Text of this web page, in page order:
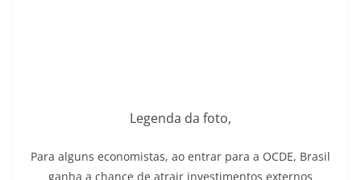
Legenda da foto,
Para alguns economistas, ao entrar para a OCDE, Brasil
ganha a chance de atrair investimentos externos